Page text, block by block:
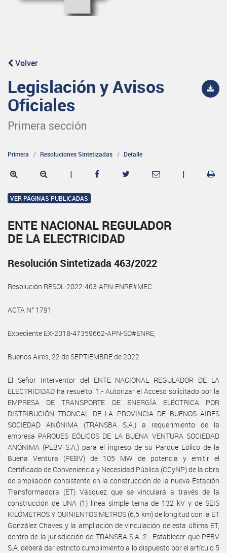
Volver
Legislación y Avisos
Oficiales
Primera sección
Primera Resoluciones Sintetizadas Detalle
| |
VER PÁGINAS PUBLICADAS
ENTE NACIONAL REGULADOR
DE LA ELECTRICIDAD
Resolución Sintetizada 463/2022
Resolución RESOL-2022-463-APN-ENRE#MEC
ACTA N° 1791
Expediente EX-2018-47359662-APN-SD#ENRE,
Buenos Aires, 22 de SEPTIEMBRE de 2022
El Señor Interventor del ENTE NACIONAL REGULADOR DE LA
ELECTRICIDAD ha resuelto: 1.- Autorizar el Acceso solicitado por la
EMPRESA DE TRANSPORTE DE ENERGÍA ELÉCTRICA POR
DISTRIBUCIÓN TRONCAL DE LA PROVINCIA DE BUENOS AIRES
SOCIEDAD ANÓNIMA (TRANSBA S.A.) a requerimiento de la
empresa PARQUES EÓLICOS DE LA BUENA VENTURA SOCIEDAD
ANÓNIMA (PEBV S.A.) para el ingreso de su Parque Eólico de la
Buena Ventura (PEBV) de 105 MW de potencia y emitir el
Certificado de Conveniencia y Necesidad Pública (CCyNP) de la obra
de ampliación consistente en la construcción de la nueva Estación
Transformadora (ET) Vásquez que se vinculará a través de la
construcción de UNA (1) línea simple terna de 132 kV y de SEIS
KILÓMETROS Y QUINIENTOS METROS (6,5 km) de longitud con la ET
González Chaves y la ampliación de vinculación de esta última ET,
dentro de la jurisdicción de TRANSBA S.A. 2.- Establecer que PEBV
S.A. deberá dar estricto cumplimiento a lo dispuesto por el artículo 5